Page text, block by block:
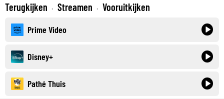
Terugkijken · Streamen · Vooruitkijken
Prime Video
Disney+
Pathé Thuis